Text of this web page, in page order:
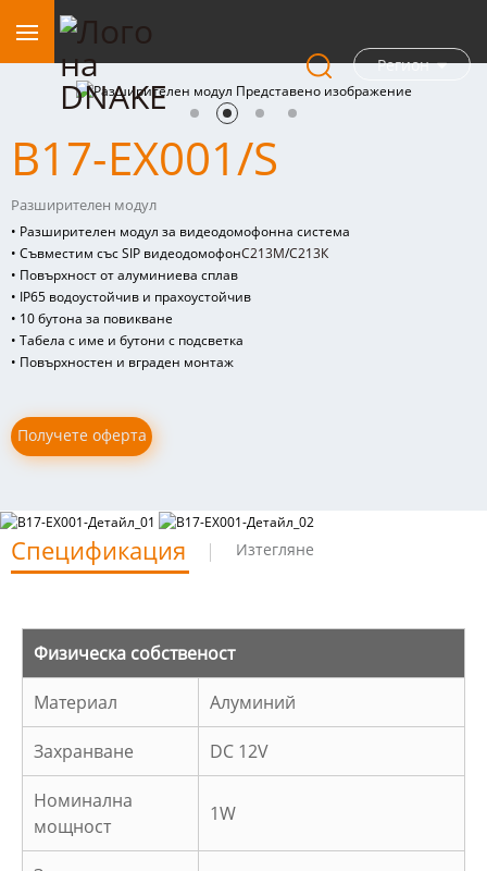
Регион
B17-EX001/S
Разширителен модул
• Разширителен модул за видеодомофонна система
• Съвместим със SIP видеодомофонС213М/С213К
• Повърхност от алуминиева сплав
• IP65 водоустойчив и прахоустойчив
• 10 бутона за повикване
• Табела с име и бутони с подсветка
• Повърхностен и вграден монтаж
Получете оферта
Спецификация Изтегляне
Физическа собственост
Материал Алуминий
Захранване DC 12V
Номинална
мощност
1W